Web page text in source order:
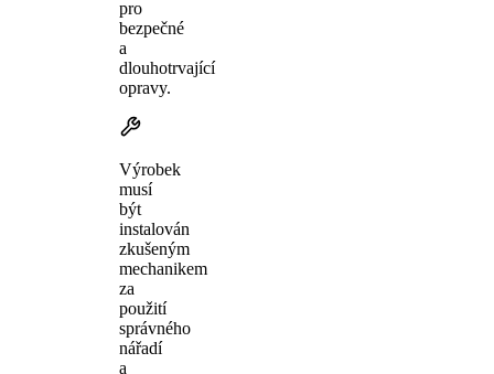
pro
bezpečné
a
dlouhotrvající
opravy.
Výrobek
musí
být
instalován
zkušeným
mechanikem
za
použití
správného
nářadí
a